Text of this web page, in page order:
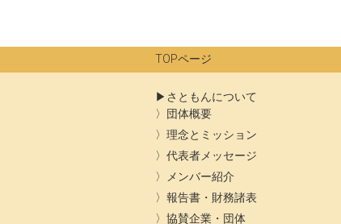
ン
TOPページ
さともんについて
団体概要
理念とミッション
代表者メッセージ
メンバー紹介
報告書・財務諸表
協賛企業・団体